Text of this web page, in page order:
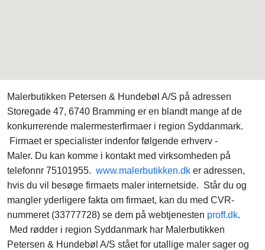
Malerbutikken Petersen & Hundebøl A/S på adressen
Storegade 47, 6740 Bramming er en blandt mange af de
konkurrerende malermesterfirmaer i region Syddanmark.
Firmaet er specialister indenfor følgende erhverv -
Maler. Du kan komme i kontakt med virksomheden på
telefonnr 75101955. www.malerbutikken.dk er adressen,
hvis du vil besøge firmaets maler internetside. Står du og
mangler yderligere fakta om firmaet, kan du med CVR-
nummeret (33777728) se dem på webtjenesten proff.dk.
Med rødder i region Syddanmark har Malerbutikken
Petersen & Hundebøl A/S stået for utallige maler sager og